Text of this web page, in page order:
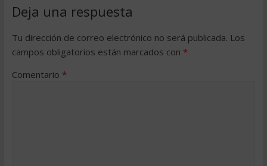
Deja una respuesta
Tu dirección de correo electrónico no será publicada. Los
campos obligatorios están marcados con *
Comentario *